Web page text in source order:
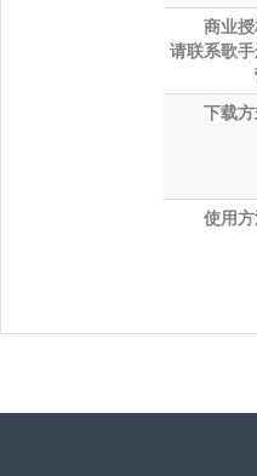
商业授
请联系歌
下载
使用